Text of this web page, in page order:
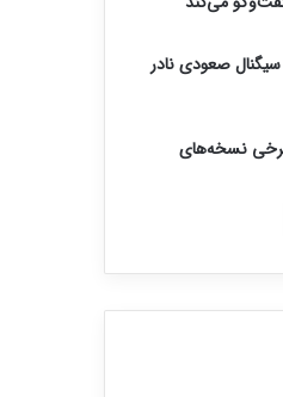
صعودی نادر
برخی نسخه‌های